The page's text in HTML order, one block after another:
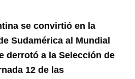
se convirtió en la
Sudamérica al Mundial
derrotó a la Selección de
12 de las